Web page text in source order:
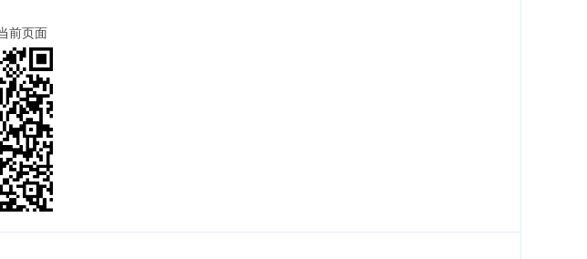
前页面